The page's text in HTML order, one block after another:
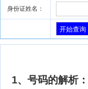
身份证姓名：
1、号码的解析：